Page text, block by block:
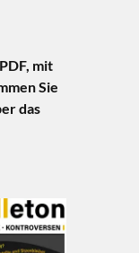
mit
Sie
das